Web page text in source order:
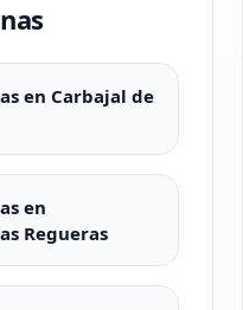
en Carbajal de
en
Regueras